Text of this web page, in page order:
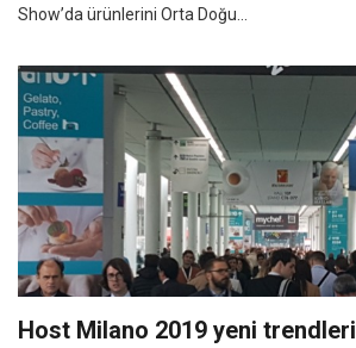
Show’da ürünlerini Orta Doğu...
Host Milano 2019 yeni trendleri